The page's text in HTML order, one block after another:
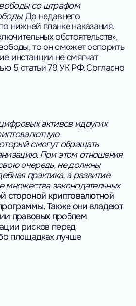
со штрафом
До недавнего
нижней планке наказания.
обстоятельств»,
то он сможет оспорить
инстанции не смягчат
5 статьи 79 УК РФ. Согласно
активов идругих
смогут обращать
При этом отношения
очередь, не должны
практика, а развитие
множества законодательных
стороной криптовалютной
Также они владеют
правовых проблем
рисков перед
площадках лучше